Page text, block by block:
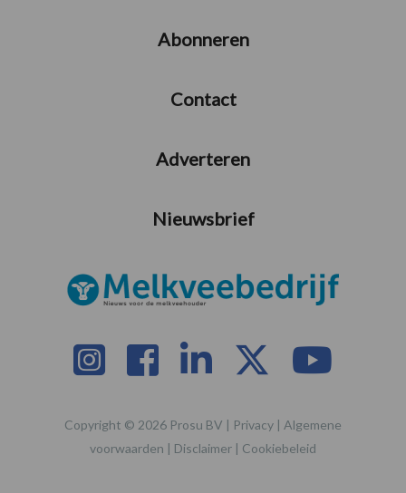
Abonneren
Contact
Adverteren
Nieuwsbrief
Copyright © 2026 Prosu BV | Privacy | Algemene
voorwaarden | Disclaimer | Cookiebeleid